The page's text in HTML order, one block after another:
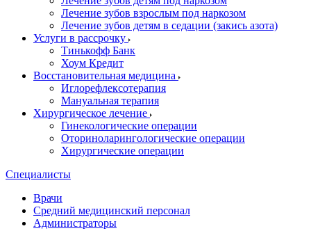
Лечение зубов взрослым под наркозом
Лечение зубов детям в седации (закись азота)
Услуги в рассрочку
Тинькофф Банк
Хоум Кредит
Восстановительная медицина
Иглорефлексотерапия
Мануальная терапия
Хирургическое лечение
Гинекологические операции
Оториноларингологические операции
Хирургические операции
Специалисты
Врачи
Средний медицинский персонал
Администраторы